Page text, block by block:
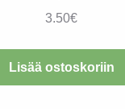
3.50€
Lisää ostoskoriin